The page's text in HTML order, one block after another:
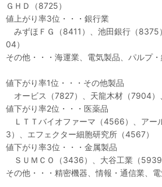
ＧＨＤ（8725）
値上がり率3位・・・銀行業
みずほＦＧ（8411）、池田銀行（8375
04）
その他・・・海運業、電気製品、パルプ・
値下がり率1位・・・その他製品
オービス（7827）、天龍木材（7904）
値下がり率2位・・・医薬品
ＬＴＴバイオファーマ（4566）、アー
3）、エフェクター細胞研究所（4567）
値下がり率3位・・・金属製品
ＳＵＭＣＯ（3436）、大谷工業（5939
その他・・・精密機器、情報・通信業、電